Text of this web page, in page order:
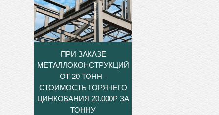
ПРИ ЗАКАЗЕ
МЕТАЛЛОКОНСТРУКЦИЙ
ОТ 20 ТОНН -
СТОИМОСТЬ ГОРЯЧЕГО
ЦИНКОВАНИЯ 20.000Р ЗА
ТОННУ